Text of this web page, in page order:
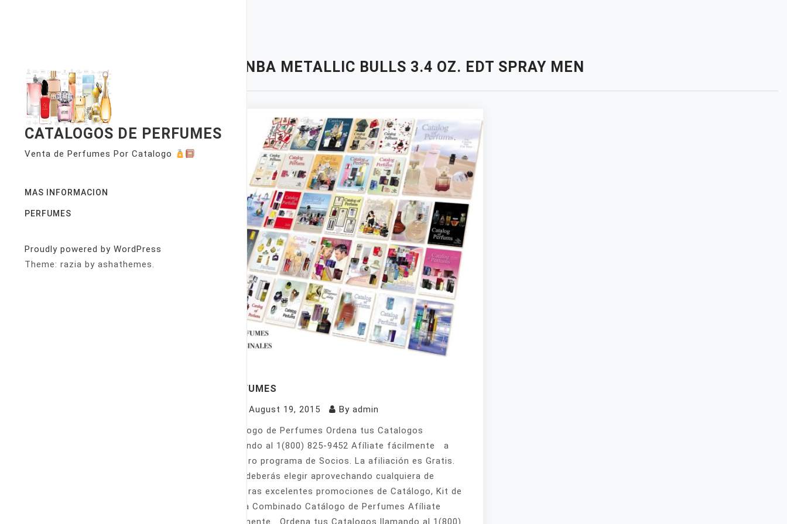
CATALOGOS DE PERFUMES
Venta de Perfumes Por Catalogo
MAS INFORMACION
PERFUMES
Proudly powered by WordPress
Theme: razia by ashathemes.
NBA METALLIC BULLS 3.4 OZ. EDT SPRAY MEN
PERFUMES
August 19, 2015 By admin
Catálogo de Perfumes Ordena tus Catalogos
llamando al 1(800) 825-9452 Afíliate fácilmente a
nuestro programa de Socios. La afiliación es Gratis.
Sólo deberás elegir aprovechando cualquiera de
nuestras excelentes promociones de Catálogo, Kit de
Venta Combinado Catálogo de Perfumes Afíliate
fácilmente Ordena tus Catalogos llamando al 1(800)